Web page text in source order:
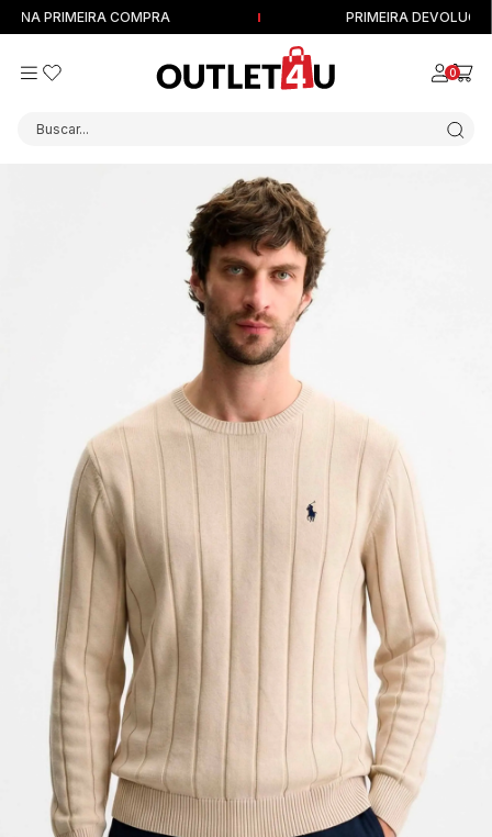
PRIMEIRA COMPRA PRIMEIRA DEVOLUÇÃO
0
Buscar...